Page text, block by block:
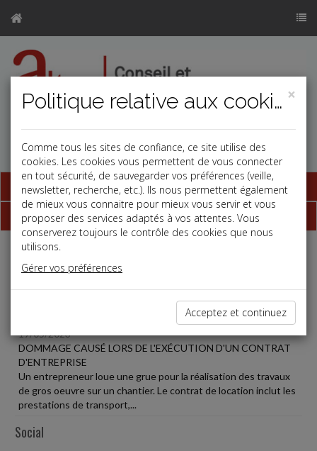
Base documentaire
Dépêches
Liste des dernières dépêches
19/05/2023
DOMMAGE CAUSÉ LORS DE L'EXÉCUTION D'UN CONTRAT
D'ENTREPRISE
Un entrepreneur loue une grue pour la réalisation des travaux
de gros oeuvre sur un chantier. Le contrat de location inclut les
prestations de transport,...
Social
×
Politique relative aux cookies
Comme tous les sites de confiance, ce site utilise des
cookies. Les cookies vous permettent de vous connecter
en tout sécurité, de sauvegarder vos préférences (veille,
newsletter, recherche, etc.). Ils nous permettent également
de mieux vous connaitre pour mieux vous servir et vous
proposer des services adaptés à vos attentes. Vous
conserverez toujours le contrôle des cookies que nous
utilisons.
Gérer vos préférences
Acceptez et continuez